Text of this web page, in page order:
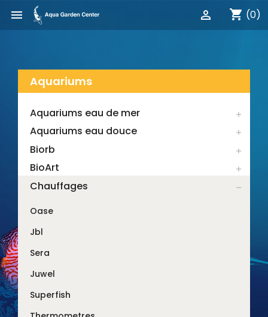
 shopping_cart (0)

Aquariums
Aquariums eau de mer 
Aquariums eau douce 
Biorb 
BioArt 
Chauffages 
Oase
Jbl
Sera
Juwel
Superfish